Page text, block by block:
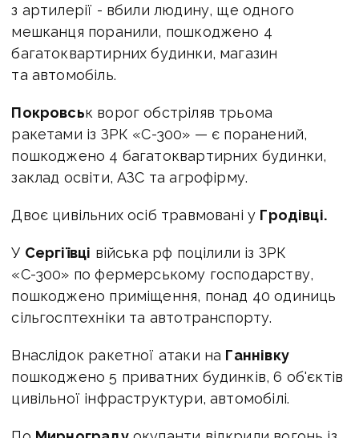
з артилерії - вбили людину, ще одного
мешканця поранили, пошкоджено 4
багатоквартирних будинки, магазин
та автомобіль.
Покровськ ворог обстріляв трьома
ракетами із ЗРК «С-300» — є поранений,
пошкоджено 4 багатоквартирних будинки,
заклад освіти, АЗС та агрофірму.
Двоє цивільних осіб травмовані у Гродівці.
У Сергіївці війська рф поцілили із ЗРК
«С-300» по фермерському господарству,
пошкоджено приміщення, понад 40 одиниць
сільгосптехніки та автотранспорту.
Внаслідок ракетної атаки на Ганнівку
пошкоджено 5 приватних будинків, 6 об'єктів
цивільної інфраструктури, автомобілі.